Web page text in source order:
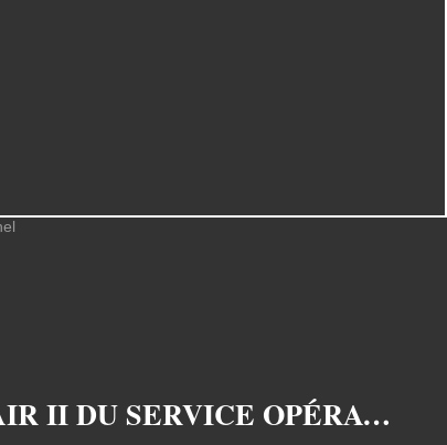
LA FORCE AÉRIENNE GRECQUE A RETIRÉ SES DERNIERS A-7 CORSAIR II DU SERVICE OPÉRATIONNEL